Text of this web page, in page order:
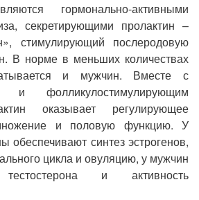
гормонально-активными
секретирующими пролактин –
стимулирующий послеродовую
В норме в меньших количествах
и мужчин. Вместе с
и фолликулостимулирующим
оказывает регулирующее
и половую функцию. У
обеспечивают синтез эстрогенов,
цикла и овуляцию, у мужчин
и активность